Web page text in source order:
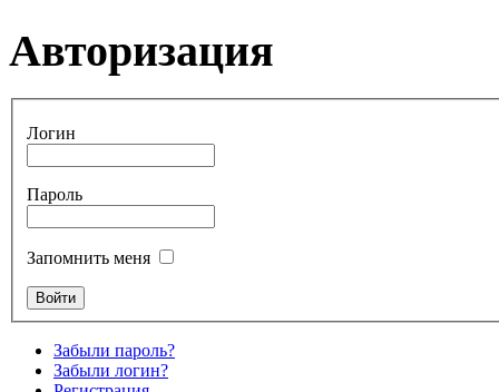
Авторизация
Логин
Пароль
Запомнить меня
Забыли пароль?
Забыли логин?